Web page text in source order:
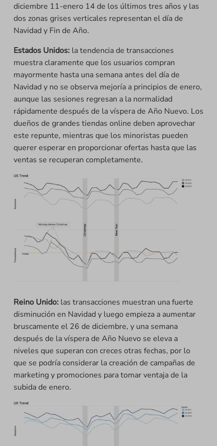
diciembre 11-enero 14 de los últimos tres años y las
dos zonas grises verticales representan el día de
Navidad y Fin de Año.
Estados Unidos: la tendencia de transacciones
muestra claramente que los usuarios compran
mayormente hasta una semana antes del día de
Navidad y no se observa mejoría a principios de enero,
aunque las sesiones regresan a la normalidad
rápidamente después de la víspera de Año Nuevo. Los
dueños de grandes tiendas online deben aprovechar
este repunte, mientras que los minoristas pueden
querer esperar en proporcionar ofertas hasta que las
ventas se recuperan completamente.
Reino Unido: las transacciones muestran una fuerte
disminución en Navidad y luego empieza a aumentar
bruscamente el 26 de diciembre, y una semana
después de la víspera de Año Nuevo se eleva a
niveles que superan con creces otras fechas, por lo
que se podría considerar la creación de campañas de
marketing y promociones para tomar ventaja de la
subida de enero.